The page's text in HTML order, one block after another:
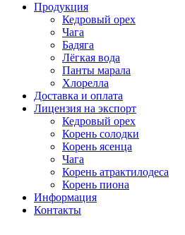
Продукция
Кедровый орех
Чага
Бадяга
Лёгкая вода
Панты марала
Хлорелла
Доставка и оплата
Лицензия на экспорт
Кедровый орех
Корень солодки
Корень ясенца
Чага
Корень атрактилодеса
Корень пиона
Информация
Контакты